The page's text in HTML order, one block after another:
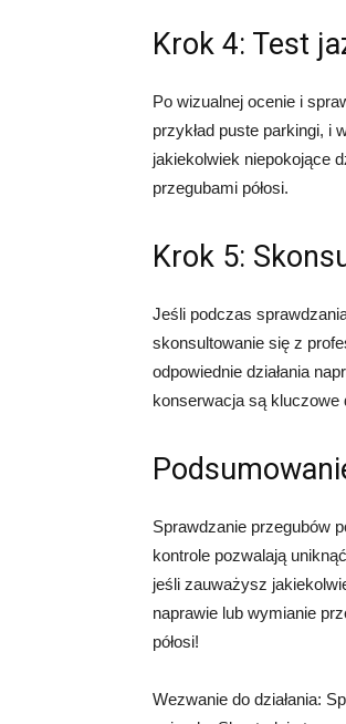
Krok 4: Test
Po wizualnej ocenie i
przykład puste parkingi, i
jakiekolwiek niepokojące
przegubami półosi.
Krok 5:
Jeśli podczas
skonsultowanie się z
odpowiednie działania
konserwacja są kluczowe
Sprawdzanie przegubów
kontrole pozwalają
jeśli zauważysz
naprawie lub wymianie
półosi!
Wezwanie do działania: